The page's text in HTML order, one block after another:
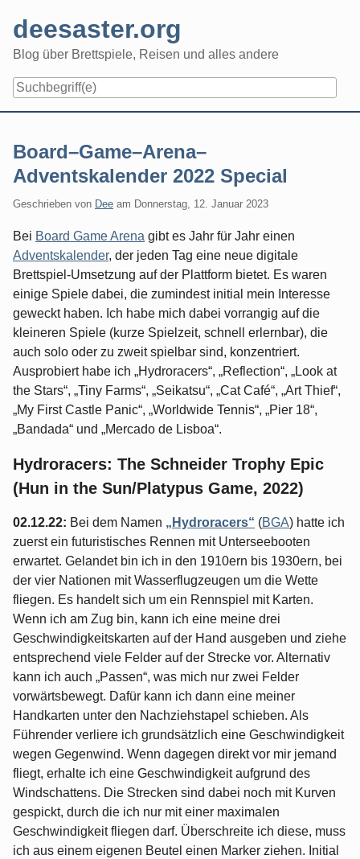
content
deesaster.org
Blog über Brettspiele, Reisen und alles andere
Board–Game–Arena–
Adventskalender 2022 Special
Geschrieben von Dee am Donnerstag, 12. Januar 2023
Bei Board Game Arena gibt es Jahr für Jahr einen
Adventskalender, der jeden Tag eine neue digitale
Brettspiel-Umsetzung auf der Plattform bietet. Es waren
einige Spiele dabei, die zumindest initial mein Interesse
geweckt haben. Ich habe mich dabei vorrangig auf die
kleineren Spiele (kurze Spielzeit, schnell erlernbar), die
auch solo oder zu zweit spielbar sind, konzentriert.
Ausprobiert habe ich „Hydroracers“, „Reflection“, „Look at
the Stars“, „Tiny Farms“, „Seikatsu“, „Cat Café“, „Art Thief“,
„My First Castle Panic“, „Worldwide Tennis“, „Pier 18“,
„Bandada“ und „Mercado de Lisboa“.
Hydroracers: The Schneider Trophy Epic
(Hun in the Sun/Platypus Game, 2022)
02.12.22: Bei dem Namen „Hydroracers“ (BGA) hatte ich
zuerst ein futuristisches Rennen mit Unterseebooten
erwartet. Gelandet bin ich in den 1910ern bis 1930ern, bei
der vier Nationen mit Wasserflugzeugen um die Wette
fliegen. Es handelt sich um ein Rennspiel mit Karten.
Wenn ich am Zug bin, kann ich eine meine drei
Geschwindigkeitskarten auf der Hand ausgeben und ziehe
entsprechend viele Felder auf der Strecke vor. Alternativ
kann ich auch „Passen“, was mich nur zwei Felder
vorwärtsbewegt. Dafür kann ich dann eine meiner
Handkarten unter den Nachziehstapel schieben. Als
Führender verliere ich grundsätzlich eine Geschwindigkeit
wegen Gegenwind. Wenn dagegen direkt vor mir jemand
fliegt, erhalte ich eine Geschwindigkeit aufgrund des
Windschattens. Die Strecken sind dabei noch mit Kurven
gespickt, durch die ich nur mit einer maximalen
Geschwindigkeit fliegen darf. Überschreite ich diese, muss
ich aus einem eigenen Beutel einen Marker ziehen. Initial